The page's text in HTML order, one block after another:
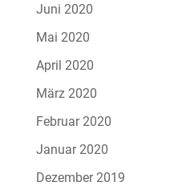
Juni 2020
Mai 2020
April 2020
März 2020
Februar 2020
Januar 2020
Dezember 2019